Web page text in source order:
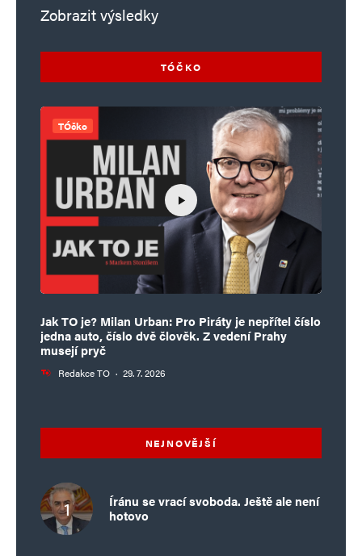
Zobrazit výsledky
TÓČKO
TÓčko
Jak TO je? Milan Urban: Pro Piráty je nepřítel číslo
jedna auto, číslo dvě člověk. Z vedení Prahy
musejí pryč
Redakce TO · 29. 7. 2026
NEJNOVĚJŠÍ
Íránu se vrací svoboda. Ještě ale není
hotovo